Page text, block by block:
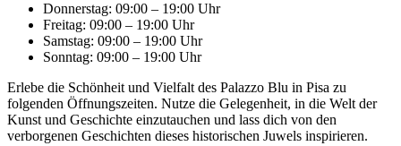
Donnerstag: 09:00 – 19:00 Uhr
Freitag: 09:00 – 19:00 Uhr
Samstag: 09:00 – 19:00 Uhr
Sonntag: 09:00 – 19:00 Uhr
Erlebe die Schönheit und Vielfalt des Palazzo Blu in Pisa zu
folgenden Öffnungszeiten. Nutze die Gelegenheit, in die Welt der
Kunst und Geschichte einzutauchen und lass dich von den
verborgenen Geschichten dieses historischen Juwels inspirieren.